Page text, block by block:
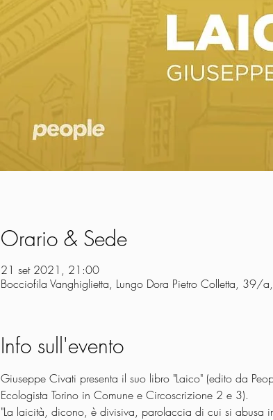
Orario & Sede
21 set 2021, 21:00
Bocciofila Vanghiglietta, Lungo Dora Pietro Colletta, 39/
Info sull'evento
Giuseppe Civati presenta il suo libro "Laico" (edito da
Ecologista Torino in Comune e Circoscrizione 2 e 3).
"La laicità, dicono, è divisiva, parolaccia di cui si abusa